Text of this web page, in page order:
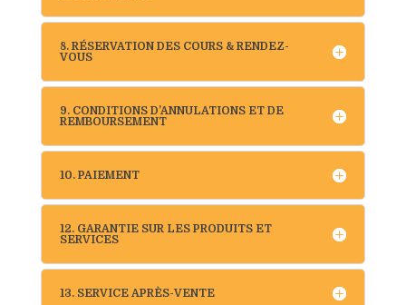
8. RÉSERVATION DES COURS & RENDEZ-
VOUS
9. CONDITIONS D’ANNULATIONS ET DE
REMBOURSEMENT
10. PAIEMENT
12. GARANTIE SUR LES PRODUITS ET
SERVICES
13. SERVICE APRÈS-VENTE